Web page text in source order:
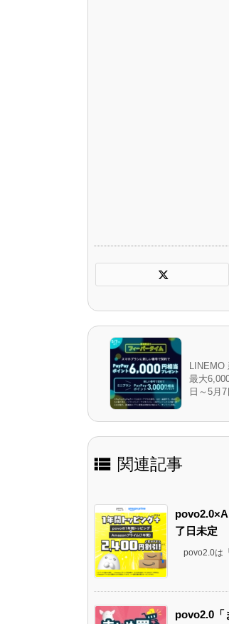
LINEMO
最大
日～5月
 関連記事
了日未定
povo2.0は
povo2.0「